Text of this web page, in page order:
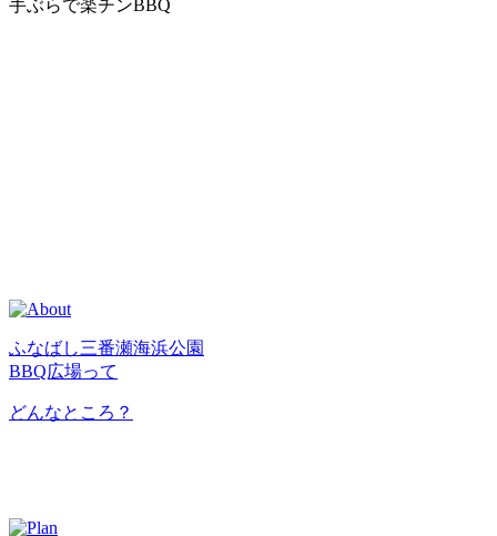
手ぶらで楽チンBBQ
ふなばし三番瀬海浜公園
BBQ広場って
どんなところ？